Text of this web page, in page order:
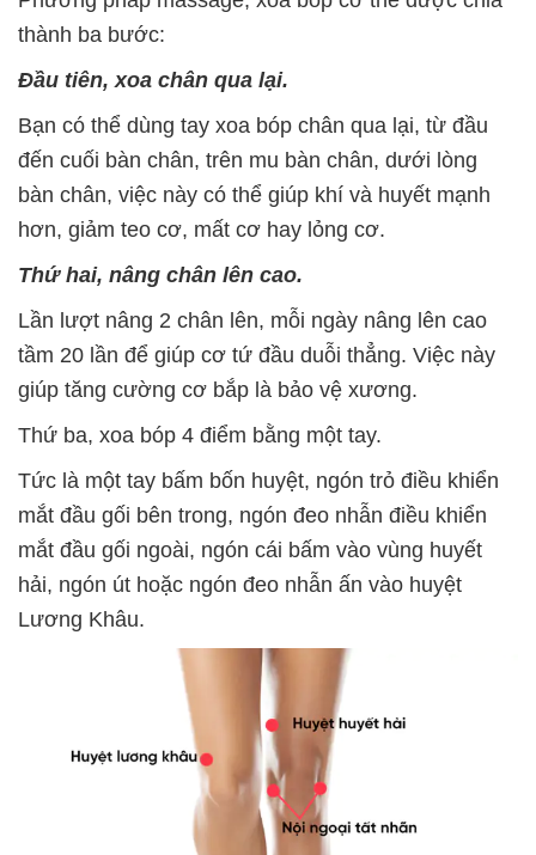
thành ba bước:
Đầu tiên, xoa chân qua lại.
Bạn có thể dùng tay xoa bóp chân qua lại, từ đầu
đến cuối bàn chân, trên mu bàn chân, dưới lòng
bàn chân, việc này có thể giúp khí và huyết mạnh
hơn, giảm teo cơ, mất cơ hay lỏng cơ.
Thứ hai, nâng chân lên cao.
Lần lượt nâng 2 chân lên, mỗi ngày nâng lên cao
tầm 20 lần để giúp cơ tứ đầu duỗi thẳng. Việc này
giúp tăng cường cơ bắp là bảo vệ xương.
Thứ ba, xoa bóp 4 điểm bằng một tay.
Tức là một tay bấm bốn huyệt, ngón trỏ điều khiển
mắt đầu gối bên trong, ngón đeo nhẫn điều khiển
mắt đầu gối ngoài, ngón cái bấm vào vùng huyết
hải, ngón út hoặc ngón đeo nhẫn ấn vào huyệt
Lương Khâu.